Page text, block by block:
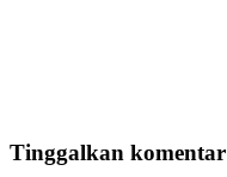
Tinggalkan komentar